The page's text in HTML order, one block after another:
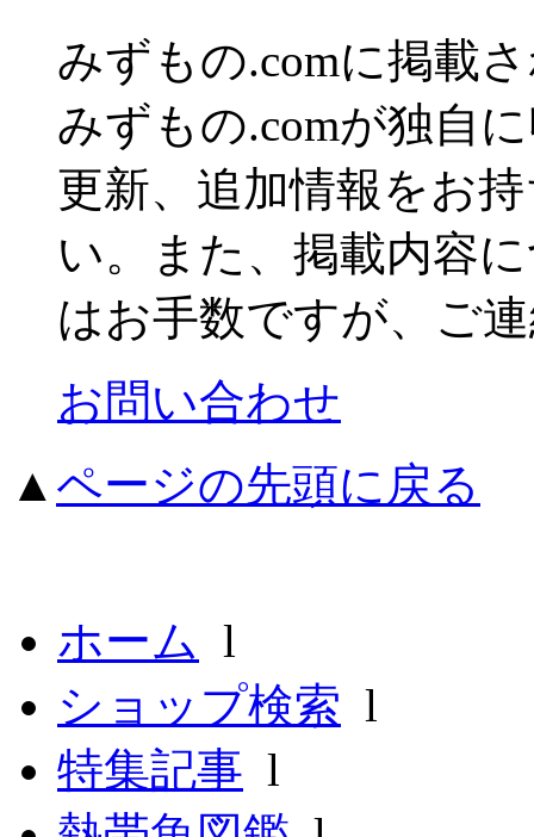
みずもの.comに掲載
みずもの.comが独自
更新、追加情報をお
い。また、掲載内容
はお手数ですが、ご
お問い合わせ
▲ ページの先頭に戻る
ホーム l
ショップ検索 l
特集記事 l